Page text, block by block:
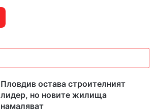
Пловдив остава строителният
лидер, но новите жилища
намаляват